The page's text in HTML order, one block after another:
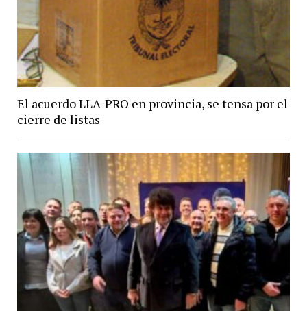
El acuerdo LLA-PRO en provincia, se tensa por el
cierre de listas